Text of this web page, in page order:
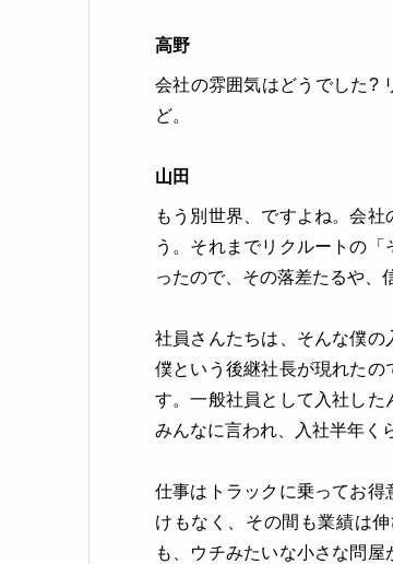
高野
会社の雰囲気はどうでした?
ど。
山田
もう別世界、ですよね。会
う。それまでリクルートの
ったので、その落差たるや、
社員さんたちは、そんな僕の
僕という後継社長が現れたの
す。一般社員として入社した
みんなに言われ、入社半年く
仕事はトラックに乗ってお
けもなく、その間も業績は
も、ウチみたいな小さな問